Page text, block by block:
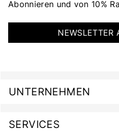
Abonnieren und von 10%
NEWSLETTER
UNTERNEHMEN
SERVICES